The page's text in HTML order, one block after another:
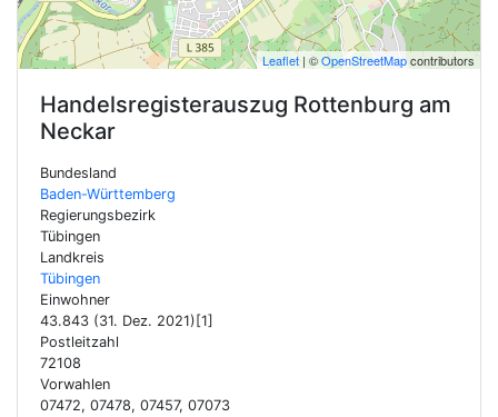
Leaflet | ©OpenStreetMapcontributors
Handelsregisterauszug Rottenburg am
Neckar
Bundesland
Baden-Württemberg
Regierungsbezirk
Tübingen
Landkreis
Tübingen
Einwohner
43.843 (31. Dez. 2021)[1]
Postleitzahl
72108
Vorwahlen
07472, 07478, 07457, 07073